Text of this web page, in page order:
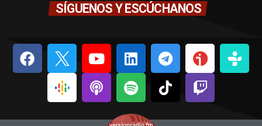
SÍGUENOS Y ESCÚCHANOS